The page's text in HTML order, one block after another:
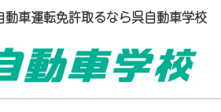
動車運転免許取るなら呉自動車学校